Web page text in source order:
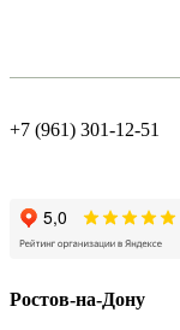
+7 (961) 301-12-51
Ростов-на-Дону